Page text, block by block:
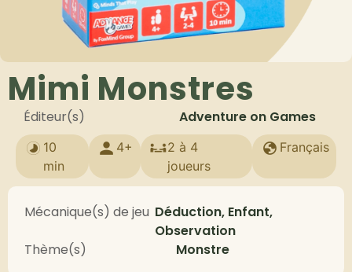
Mimi Monstres
Éditeur(s) Adventure on Games
10
min
4+
2 à 4
joueurs
Français
Mécanique(s) de jeu Déduction, Enfant,
Observation
Thème(s)
Monstre